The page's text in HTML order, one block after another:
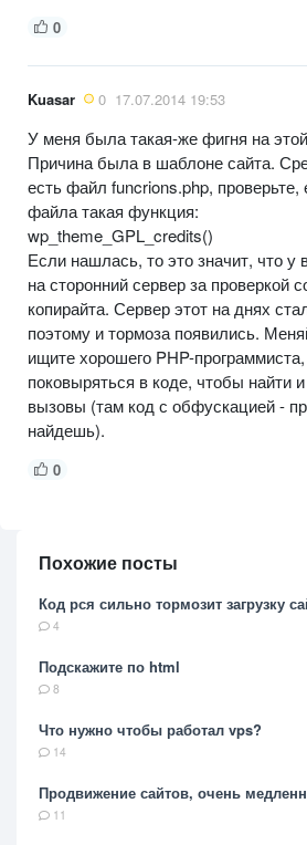
0
Kuasar 0 17.07.2014 19:53
У меня была такая-же фигня на
Причина была в шаблоне сайта.
есть файл funcrions.php, проверьте,
файла такая функция:
wp_theme_GPL_credits()
Если нашлась, то это значит, что у
на сторонний сервер за проверкой
копирайта. Сервер этот на днях
поэтому и тормоза появились.
ищите хорошего PHP-
поковыряться в коде, чтобы найти
вызовы (там код с обфускацией -
найдешь).
0
Похожие посты
Код рся сильно тормозит загрузку
4
Подскажите по html
8
Что нужно чтобы работал vps?
14
Продвижение сайтов, очень
11